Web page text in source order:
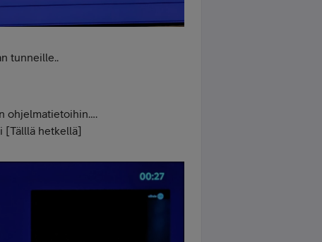
tunneille..
ohjelmatietoihin….
[Tälllä hetkellä]